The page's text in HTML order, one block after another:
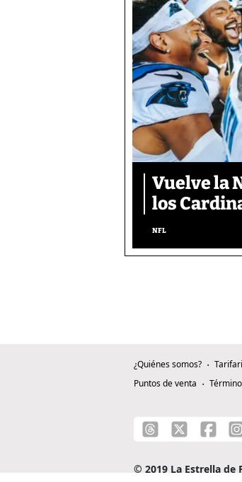
Vuelve la
los
NFL
¿Quiénes somos?
Puntos de venta
© 2019 La Estrella de